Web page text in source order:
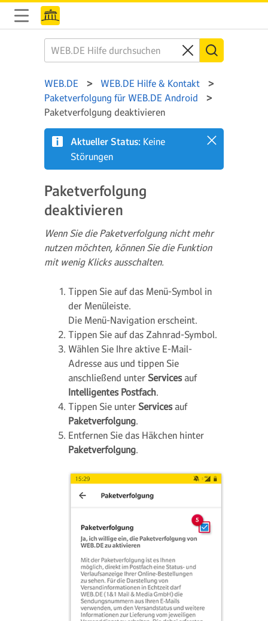
WEB.DE
WEB.DE Hilfe & Kontakt
Paketverfolgung für WEB.DE Android
Paketverfolgung deaktivieren
Aktueller Status: Keine
Störungen
Paketverfolgung
deaktivieren
Wenn Sie die Paketverfolgung nicht mehr
nutzen möchten, können Sie die Funktion
mit wenig Klicks ausschalten.
Tippen Sie auf das Menü-Symbol in
der Menüleiste.
Die Menü-Navigation erscheint.
Tippen Sie auf das Zahnrad-Symbol.
Wählen Sie Ihre aktive E-Mail-
Adresse aus und tippen Sie
anschließend unter Servicesauf
Intelligentes Postfach.
Tippen Sie unter Servicesauf
Paketverfolgung.
Entfernen Sie das Häkchen hinter
Paketverfolgung.